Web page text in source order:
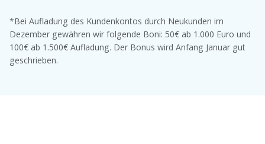
*Bei Aufladung des Kundenkontos durch Neukunden im
Dezember gewähren wir folgende Boni: 50€ ab 1.000 Euro und
100€ ab 1.500€ Aufladung. Der Bonus wird Anfang Januar gut
geschrieben.